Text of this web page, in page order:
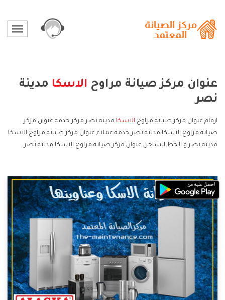
عنوان مركز صيانة مراوح الاسكا مدينة
نصر
ارقام عنوان مركز صيانة مراوح الاسكا مدينة نصر مركز خدمة عنوان مركز
صيانة مراوح الاسكا مدينة نصر خدمة عملاء عنوان مركز صيانة مراوح الاسكا
مدينة نصر و الخط الساخن عنوان مركز صيانة مراوح الاسكا مدينة نصر.